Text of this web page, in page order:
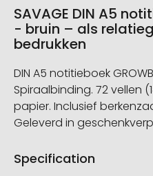
SAVAGE DIN A5
- bruin – als
bedrukken
DIN A5 notitieboek
Spiraalbinding. 72 vellen
papier. Inclusief
Geleverd in
Specification